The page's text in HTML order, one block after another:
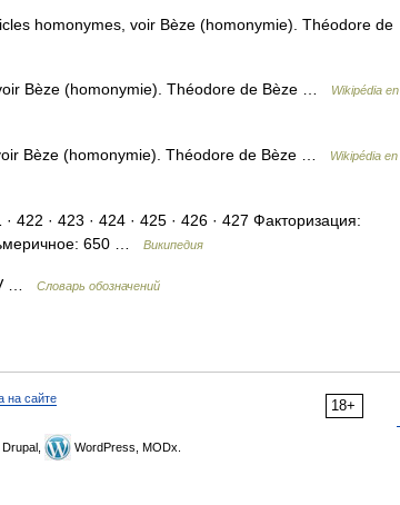
homonymes, voir Bèze (homonymie). Théodore de
Bèze (homonymie). Théodore de Bèze …
Wikipédia en
Bèze (homonymie). Théodore de Bèze …
Wikipédia en
· 423 · 424 · 425 · 426 · 427 Факторизация:
650 …
Википедия
… Словарь обозначений
18+
на сайте
Drupal, WordPress, MODx.